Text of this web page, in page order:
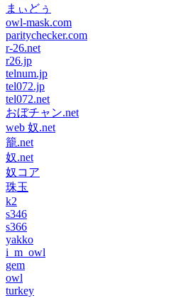
まぃどぅ
owl-mask.com
paritychecker.com
r-26.net
r26.jp
telnum.jp
tel072.jp
tel072.net
おぼチャン.net
web 奴.net
籠.net
奴.net
奴コア
珠玉
k2
s346
s366
yakko
i_m_owl
gem
owl
turkey